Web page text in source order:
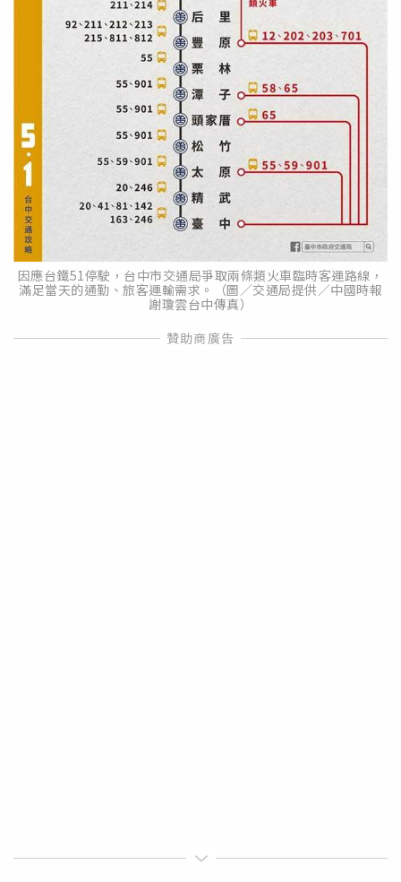
因應台鐵51停駛，台中市交通局爭取兩條類火車臨時客運路線，
滿足當天的通勤、旅客運輸需求。（圖／交通局提供／中國時報
謝瓊雲台中傳真）